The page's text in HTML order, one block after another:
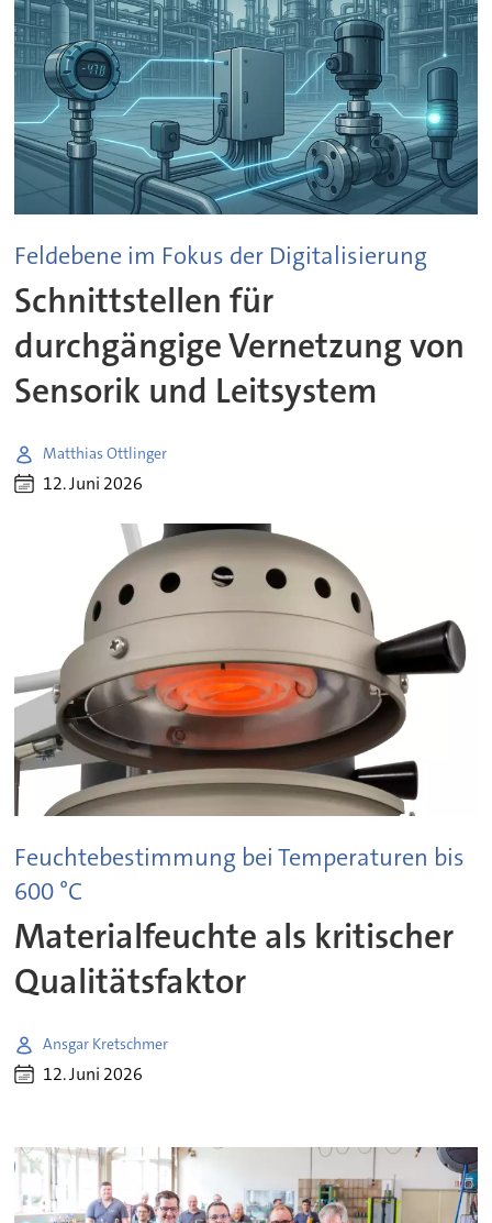
Feldebene im Fokus der Digitalisierung
Schnittstellen für
durchgängige Vernetzung von
Sensorik und Leitsystem
Matthias Ottlinger
12. Juni 2026
Feuchtebestimmung bei Temperaturen bis
600 °C
Materialfeuchte als kritischer
Qualitätsfaktor
Ansgar Kretschmer
12. Juni 2026